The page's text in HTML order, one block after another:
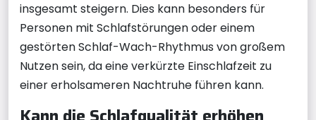
insgesamt steigern. Dies kann besonders für
Personen mit Schlafstörungen oder einem
gestörten Schlaf-Wach-Rhythmus von großem
Nutzen sein, da eine verkürzte Einschlafzeit zu
einer erholsameren Nachtruhe führen kann.